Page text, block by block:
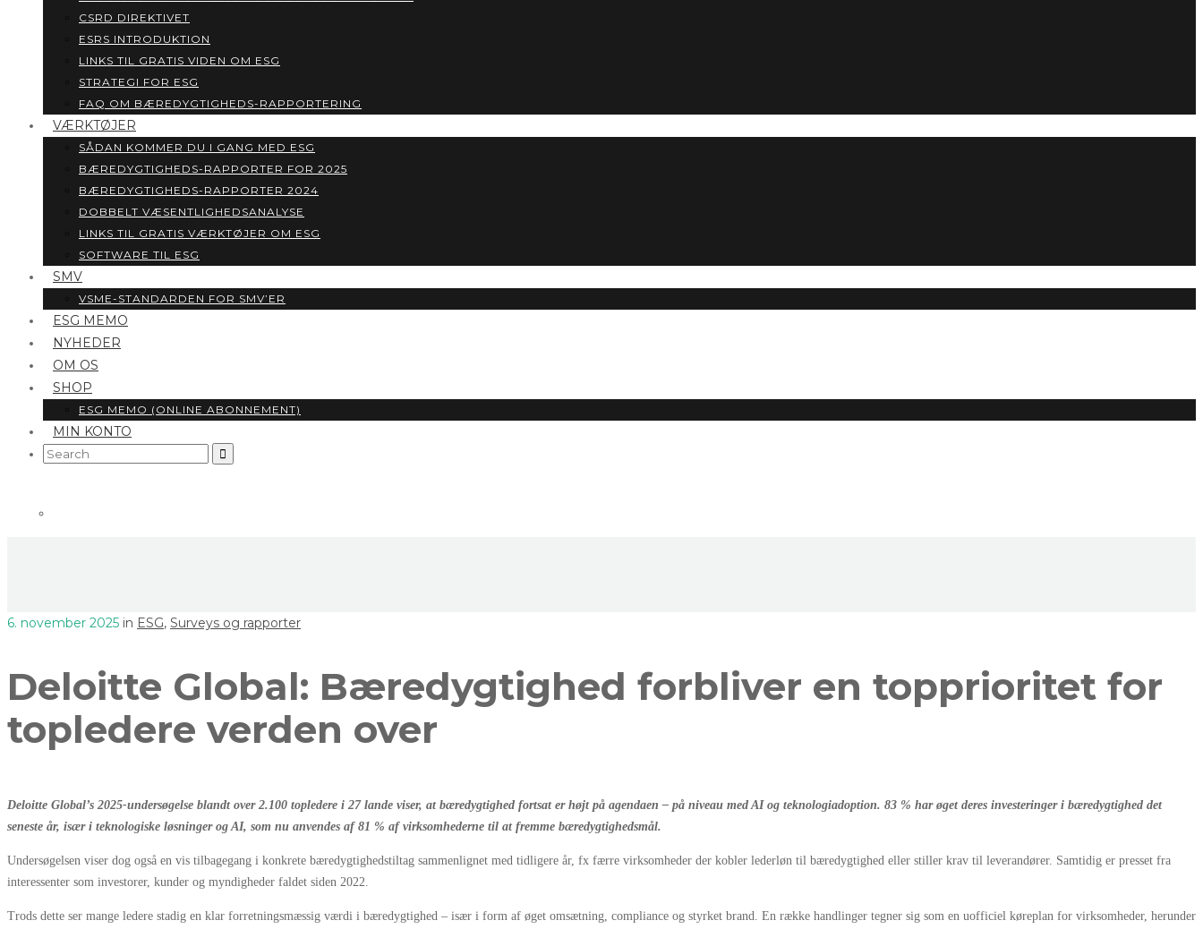
CSRD DIREKTIVET
ESRS INTRODUKTION
LINKS TIL GRATIS VIDEN OM ESG
STRATEGI FOR ESG
FAQ OM BÆREDYGTIGHEDS-RAPPORTERING
VÆRKTØJER
SÅDAN KOMMER DU I GANG MED ESG
BÆREDYGTIGHEDS-RAPPORTER FOR 2025
BÆREDYGTIGHEDS-RAPPORTER 2024
DOBBELT VÆSENTLIGHEDSANALYSE
LINKS TIL GRATIS VÆRKTØJER OM ESG
SOFTWARE TIL ESG
SMV
VSME-STANDARDEN FOR SMV’ER
ESG MEMO
NYHEDER
OM OS
SHOP
ESG MEMO (ONLINE ABONNEMENT)
MIN KONTO
Search
6. november 2025 in ESG, Surveys og rapporter
Deloitte Global: Bæredygtighed forbliver en topprioritet for
topledere verden over
Deloitte Global’s 2025-undersøgelse blandt over 2.100 topledere i 27 lande viser, at bæredygtighed fortsat er højt på agendaen – på niveau med AI og teknologiadoption. 83 % har øget deres investeringer i bæredygtighed det
seneste år, især i teknologiske løsninger og AI, som nu anvendes af 81 % af virksomhederne til at fremme bæredygtighedsmål.
Undersøgelsen viser dog også en vis tilbagegang i konkrete bæredygtighedstiltag sammenlignet med tidligere år, fx færre virksomheder der kobler lederløn til bæredygtighed eller stiller krav til leverandører. Samtidig er presset fra
interessenter som investorer, kunder og myndigheder faldet siden 2022.
Trods dette ser mange ledere stadig en klar forretningsmæssig værdi i bæredygtighed – især i form af øget omsætning, compliance og styrket brand. En række handlinger tegner sig som en uofficiel køreplan for virksomheder, herunder